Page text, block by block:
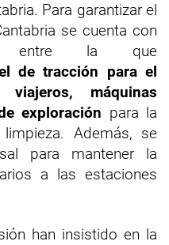
Para garantizar el
se cuenta con
entre la que
de tracción para el
máquinas
exploración para la
Además, se
para mantener la
a las estaciones
han insistido en la